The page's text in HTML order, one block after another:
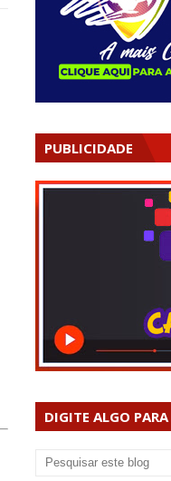
PUBLICIDADE
DIGITE ALGO